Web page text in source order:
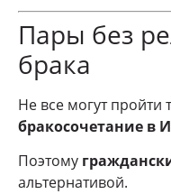
Пары без
брака
Не все могут пройти
бракосочетание в
Поэтому
альтернативой.